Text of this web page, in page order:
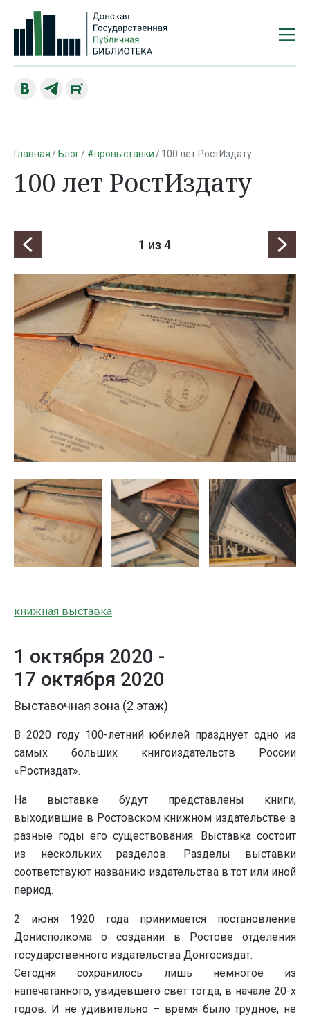
Главная Блог #провыставки 100 лет РостИздату
100 лет РостИздату
1 из 4
книжная выставка
1 октября 2020 -
17 октября 2020
Выставочная зона (2 этаж)
В 2020 году 100-летний юбилей празднует одно из
самых больших книгоиздательств России
«Ростиздат».
На выставке будут представлены книги,
выходившие в Ростовском книжном издательстве в
разные годы его существования. Выставка состоит
из нескольких разделов. Разделы выставки
соответствуют названию издательства в тот или иной
период.
2 июня 1920 года принимается постановление
Донисполкома о создании в Ростове отделения
государственного издательства Донгосиздат.
Сегодня сохранилось лишь немногое из
напечатанного, увидевшего свет тогда, в начале 20-х
годов. И не удивительно – время было трудное, не